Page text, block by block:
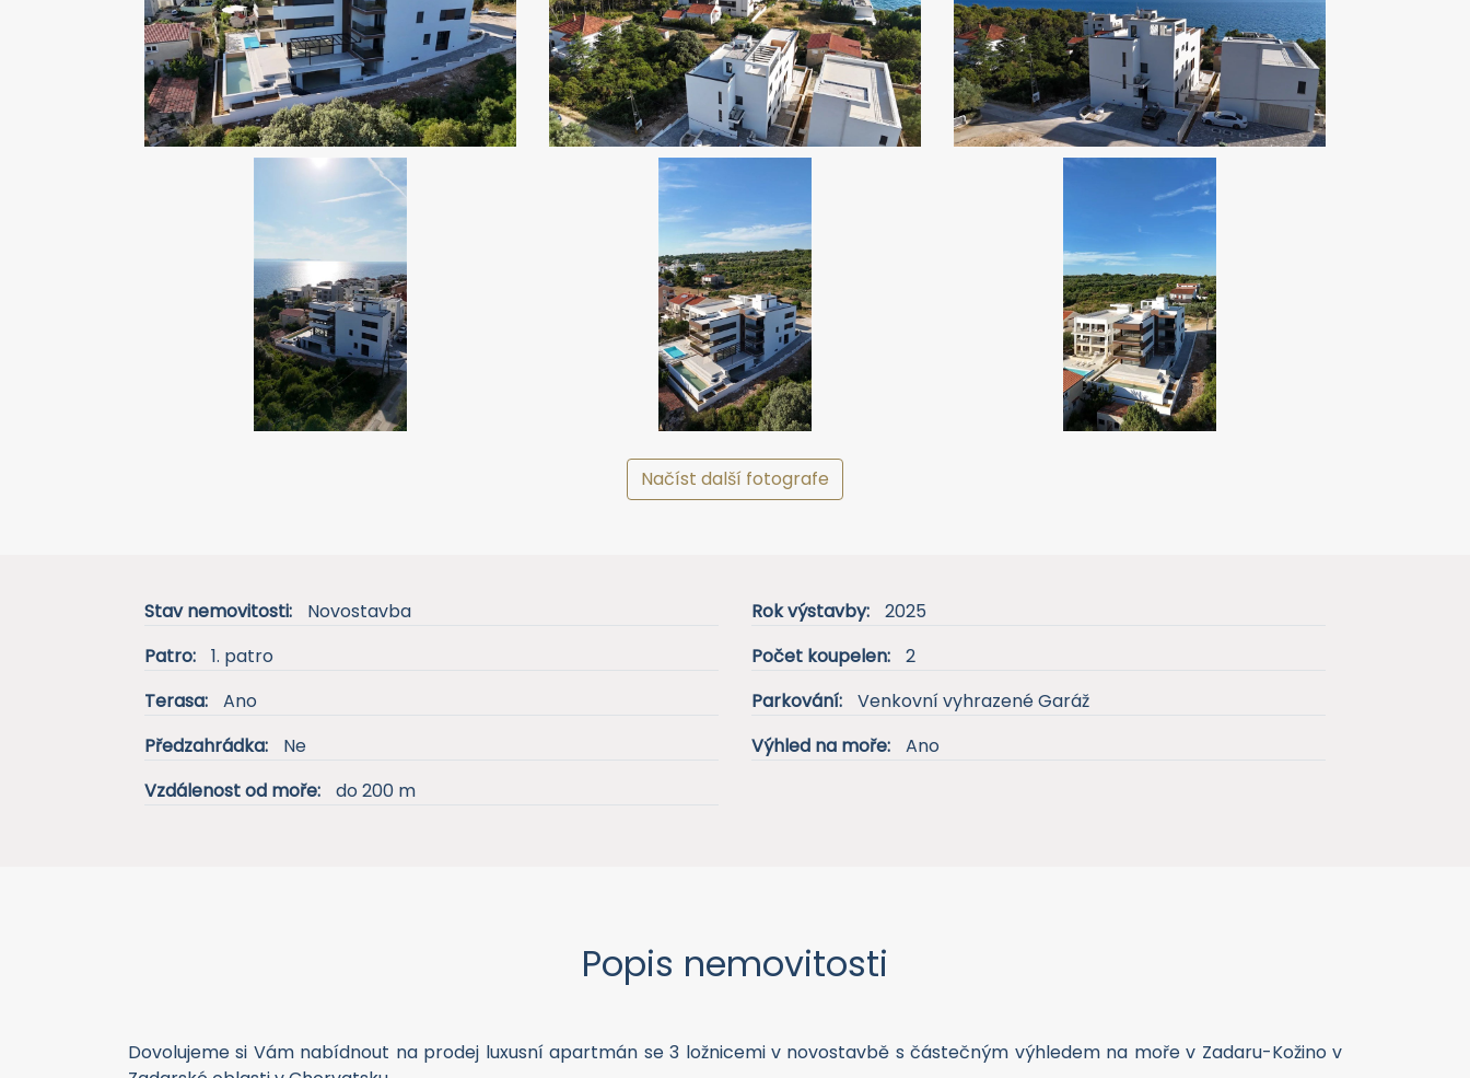
Stav nemovitosti: Rok výstavby: 2025
Patro: 1. patro Počet koupelen: 2
Terasa: Ano Parkování:
Venkovní vyhrazené Garáž
Předzahrádka: Ne